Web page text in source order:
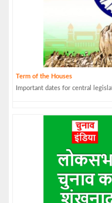
Term of the Houses
Important dates for central